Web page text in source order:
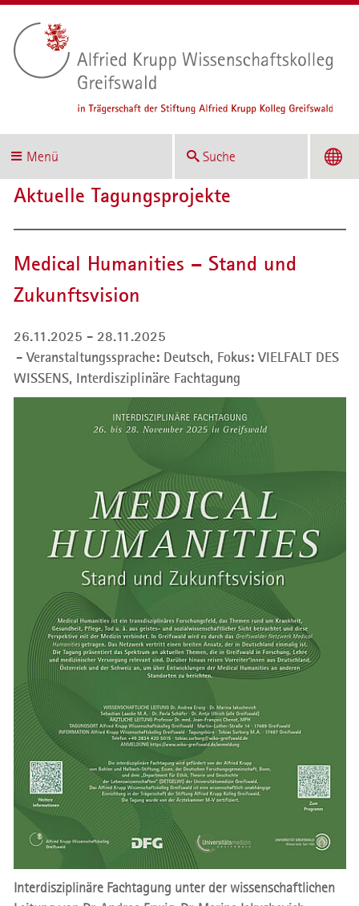
Menü Suche
Aktuelle Tagungsprojekte
Medical Humanities – Stand und
Zukunftsvision
26.11.2025 - 28.11.2025
Veranstaltungssprache: Deutsch, Fokus: VIELFALT DES
WISSENS, Interdisziplinäre Fachtagung
Interdisziplinäre Fachtagung unter der wissenschaftlichen